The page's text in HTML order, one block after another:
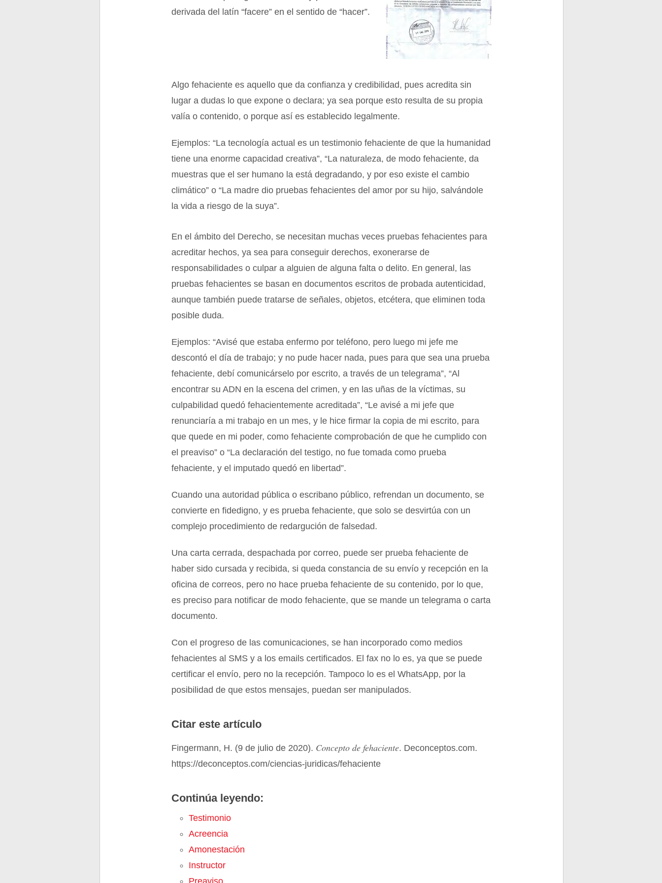
derivada del latín “facere” en el sentido de “hacer”.
Algo fehaciente es aquello que da confianza y credibilidad, pues acredita sin
lugar a dudas lo que expone o declara; ya sea porque esto resulta de su propia
valía o contenido, o porque así es establecido legalmente.
Ejemplos: “La tecnología actual es un testimonio fehaciente de que la humanidad
tiene una enorme capacidad creativa”, “La naturaleza, de modo fehaciente, da
muestras que el ser humano la está degradando, y por eso existe el cambio
climático” o “La madre dio pruebas fehacientes del amor por su hijo, salvándole
la vida a riesgo de la suya”.
En el ámbito del Derecho, se necesitan muchas veces pruebas fehacientes para
acreditar hechos, ya sea para conseguir derechos, exonerarse de
responsabilidades o culpar a alguien de alguna falta o delito. En general, las
pruebas fehacientes se basan en documentos escritos de probada autenticidad,
aunque también puede tratarse de señales, objetos, etcétera, que eliminen toda
posible duda.
Ejemplos: “Avisé que estaba enfermo por teléfono, pero luego mi jefe me
descontó el día de trabajo; y no pude hacer nada, pues para que sea una prueba
fehaciente, debí comunicárselo por escrito, a través de un telegrama”, “Al
encontrar su ADN en la escena del crimen, y en las uñas de la víctimas, su
culpabilidad quedó fehacientemente acreditada”, “Le avisé a mi jefe que
renunciaría a mi trabajo en un mes, y le hice firmar la copia de mi escrito, para
que quede en mi poder, como fehaciente comprobación de que he cumplido con
el preaviso” o “La declaración del testigo, no fue tomada como prueba
fehaciente, y el imputado quedó en libertad”.
Cuando una autoridad pública o escribano público, refrendan un documento, se
convierte en fidedigno, y es prueba fehaciente, que solo se desvirtúa con un
complejo procedimiento de redargución de falsedad.
Una carta cerrada, despachada por correo, puede ser prueba fehaciente de
haber sido cursada y recibida, si queda constancia de su envío y recepción en la
oficina de correos, pero no hace prueba fehaciente de su contenido, por lo que,
es preciso para notificar de modo fehaciente, que se mande un telegrama o carta
documento.
Con el progreso de las comunicaciones, se han incorporado como medios
fehacientes al SMS y a los emails certificados. El fax no lo es, ya que se puede
certificar el envío, pero no la recepción. Tampoco lo es el WhatsApp, por la
posibilidad de que estos mensajes, puedan ser manipulados.
Citar este artículo
Fingermann, H. (9 de julio de 2020). Concepto de fehaciente. Deconceptos.com.
https://deconceptos.com/ciencias-juridicas/fehaciente
Continúa leyendo:
Testimonio
Acreencia
Amonestación
Instructor